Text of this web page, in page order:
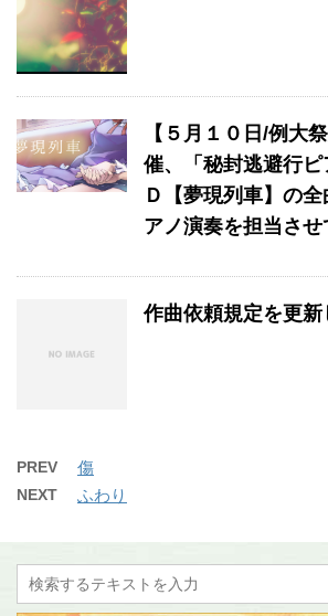
【５月１０日/例大
催、「秘封逃避行ピ
Ｄ【夢現列車】の
アノ演奏を担当させ
作曲依頼規定を更新
PREV 傷
NEXT ふわり